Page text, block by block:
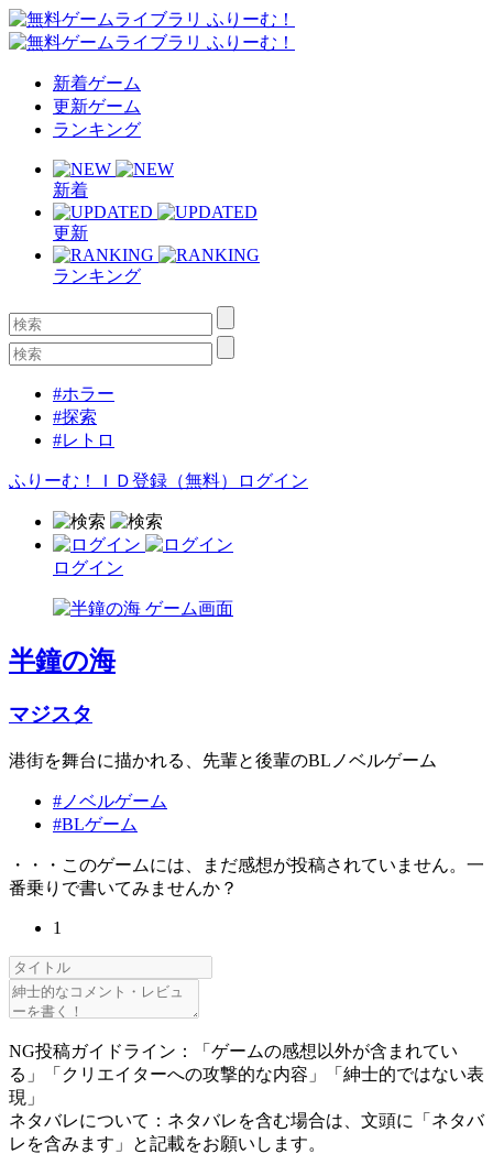
新着ゲーム
更新ゲーム
ランキング
新着
更新
ランキング
#ホラー
#探索
#レトロ
ふりーむ！ＩＤ登録（無料） ログイン
ログイン
半鐘の海
マジスタ
港街を舞台に描かれる、先輩と後輩のBLノベルゲーム
#ノベルゲーム
#BLゲーム
・・・このゲームには、まだ感想が投稿されていません。一
番乗りで書いてみませんか？
1
NG投稿ガイドライン：「ゲームの感想以外が含まれてい
る」「クリエイターへの攻撃的な内容」「紳士的ではない表
現」
ネタバレについて：ネタバレを含む場合は、文頭に「ネタバ
レを含みます」と記載をお願いします。